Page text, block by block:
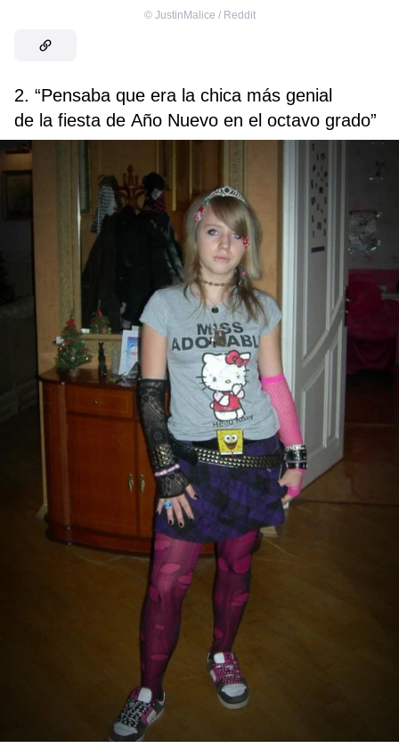
© JustinMalice / Reddit
2. “Pensaba que era la chica más genial
de la fiesta de Año Nuevo en el octavo grado”